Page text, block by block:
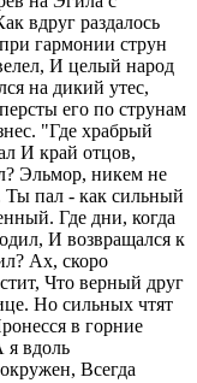
вдруг раздалось
гармонии струн
И целый народ
на дикий утес,
его по струнам
"Где храбрый
И край отцов,
Эльмор, никем не
пал - как сильный
Где дни, когда
И возвращался к
Ах, скоро
Что верный друг
Но сильных чтят
в горние
я вдоль
Всегда